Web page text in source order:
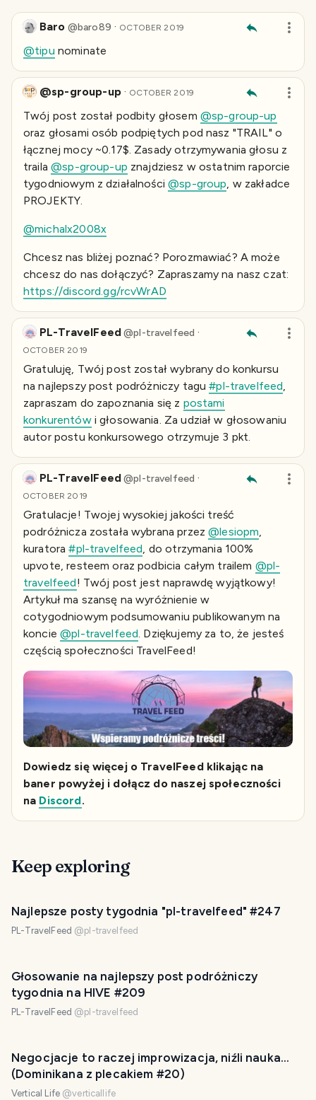
Baro @baro89 · OCTOBER 2019
@tipu nominate
@sp-group-up · OCTOBER 2019
Twój post został podbity głosem @sp-group-up
oraz głosami osób podpiętych pod nasz "TRAIL" o
łącznej mocy ~0.17$. Zasady otrzymywania głosu z
traila@sp-group-up znajdziesz w ostatnim raporcie
tygodniowym z działalności@sp-group, w zakładce
PROJEKTY.
@michalx2008x
Chcesz nas bliżej poznać? Porozmawiać? A może
chcesz do nas dołączyć? Zapraszamy na nasz czat:
https://discord.gg/rcvWrAD
PL-TravelFeed@pl-travelfeed ·
OCTOBER 2019
Gratuluję, Twój post został wybrany do konkursu
na najlepszy post podróżniczy tagu#pl-travelfeed,
zapraszam do zapoznania się z postami
konkurentówi głosowania. Za udział w głosowaniu
autor postu konkursowego otrzymuje 3 pkt.
PL-TravelFeed@pl-travelfeed ·
OCTOBER 2019
Gratulacje! Twojej wysokiej jakości treść
podróżnicza została wybrana przez@lesiopm,
kuratora#pl-travelfeed, do otrzymania 100%
upvote, resteem oraz podbicia całym trailem @pl-
travelfeed! Twój post jest naprawdę wyjątkowy!
Artykuł ma szansę na wyróżnienie w
cotygodniowym podsumowaniu publikowanym na
koncie@pl-travelfeed. Dziękujemy za to, że jesteś
częścią społeczności TravelFeed!
Dowiedz się więcej o TravelFeed klikając na
baner powyżej i dołącz do naszej społeczności
na Discord.
Keep exploring
Najlepsze posty tygodnia "pl-travelfeed" #247
PL-TravelFeed @pl-travelfeed
Głosowanie na najlepszy post podróżniczy
tygodnia na HIVE #209
PL-TravelFeed @pl-travelfeed
Negocjacje to raczej improwizacja, niźli nauka...
(Dominikana z plecakiem #20)
Vertical Life @verticallife